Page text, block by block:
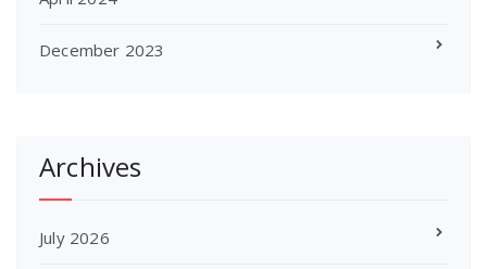
December 2023
Archives
July 2026